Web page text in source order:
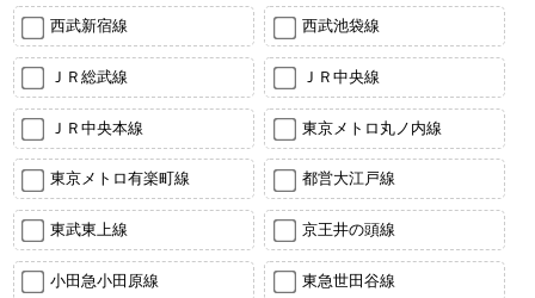
西武新宿線 西武池袋線
ＪＲ総武線 ＪＲ中央線
ＪＲ中央本線 東京メトロ丸ノ内線
東京メトロ有楽町線 都営大江戸線
東武東上線 京王井の頭線
小田急小田原線 東急世田谷線